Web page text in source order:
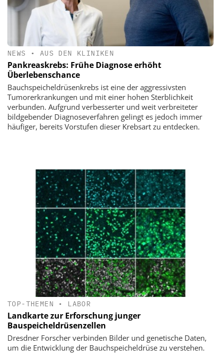
NEWS • AUS DEN KLINIKEN
Pankreaskrebs: Frühe Diagnose erhöht
Überlebenschance
Bauchspeicheldrüsenkrebs ist eine der aggressivsten
Tumorerkrankungen und mit einer hohen Sterblichkeit
verbunden. Aufgrund verbesserter und weit verbreiteter
bildgebender Diagnoseverfahren gelingt es jedoch immer
häufiger, bereits Vorstufen dieser Krebsart zu entdecken.
TOP-THEMEN • LABOR
Landkarte zur Erforschung junger
Bauspeicheldrüsenzellen
Dresdner Forscher verbinden Bilder und genetische Daten,
um die Entwicklung der Bauchspeicheldrüse zu verstehen.